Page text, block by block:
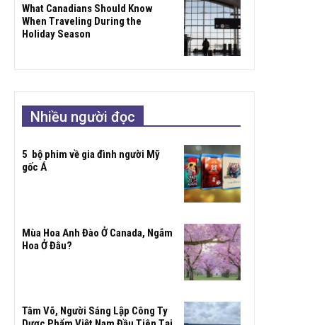
What Canadians Should Know
When Traveling During the
Holiday Season
Nhiều người đọc
5 bộ phim về gia đình người Mỹ
gốc Á
Mùa Hoa Anh Đào Ở Canada, Ngắm
Hoa Ở Đâu?
Tâm Võ, Người Sáng Lập Công Ty